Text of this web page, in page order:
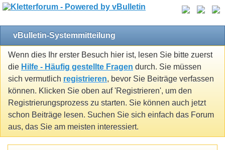
vBulletin-Systemmitteilung
Wenn dies Ihr erster Besuch hier ist, lesen Sie bitte zuerst
die Hilfe - Häufig gestellte Fragen durch. Sie müssen
sich vermutlich registrieren, bevor Sie Beiträge verfassen
können. Klicken Sie oben auf 'Registrieren', um den
Registrierungsprozess zu starten. Sie können auch jetzt
schon Beiträge lesen. Suchen Sie sich einfach das Forum
aus, das Sie am meisten interessiert.